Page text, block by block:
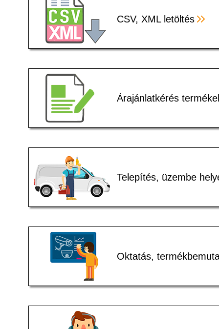
CSV, XML letöltés
Árajánlatkérés
Telepítés, üzembe
Oktatás,